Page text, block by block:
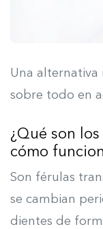
Una alternativa
sobre todo en
¿Qué son
cómo
Son férulas
se cambian
dientes de